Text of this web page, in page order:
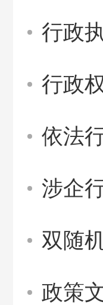
行政
行政
依法
涉企
双随
政策